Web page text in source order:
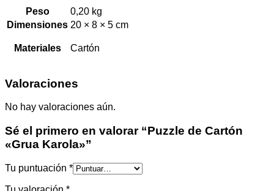
Peso
0,20 kg
Dimensiones 20 × 8 × 5 cm
Materiales Cartón
Valoraciones
No hay valoraciones aún.
Sé el primero en valorar “Puzzle de Cartón
«Grua Karola»”
Tu puntuación *